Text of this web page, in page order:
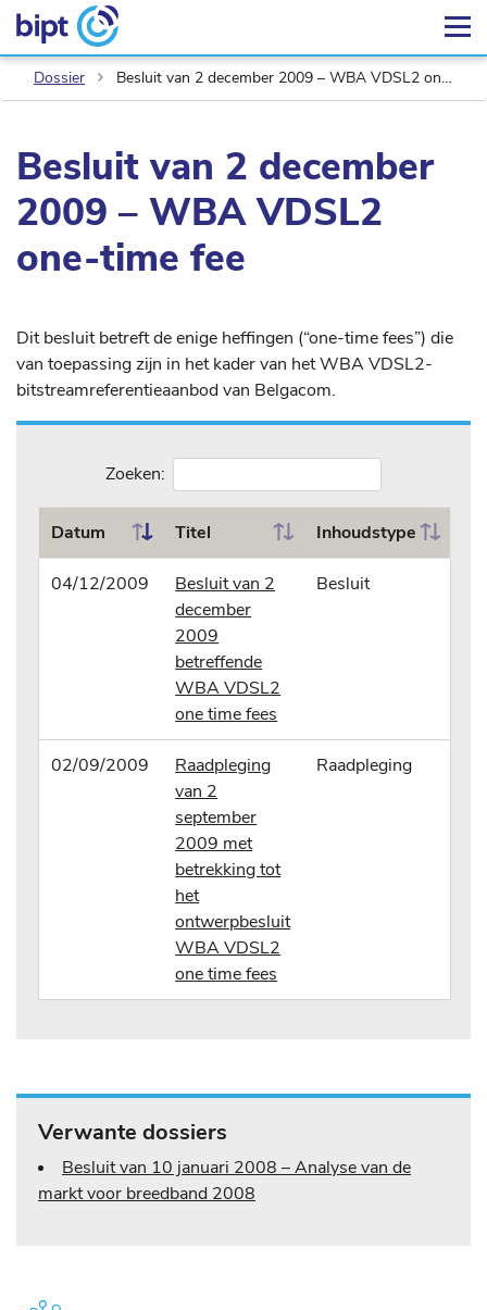
Dossier Besluit van 2 december 2009 – WBA VDSL2 one-time fee
Besluit van 2 december
2009 – WBA VDSL2
one-time fee
Dit besluit betreft de enige heffingen (“one-time fees”) die
van toepassing zijn in het kader van het WBA VDSL2-
bitstreamreferentieaanbod van Belgacom.
Zoeken:
Datum Titel Inhoudstype
04/12/2009
Besluit van 2
december
2009
betreffende
WBA VDSL2
one time fees
Besluit
02/09/2009
Raadpleging
van 2
september
2009 met
betrekking tot
het
ontwerpbesluit
WBA VDSL2
one time fees
Raadpleging
Verwante dossiers
Besluit van 10 januari 2008 – Analyse van de
markt voor breedband 2008